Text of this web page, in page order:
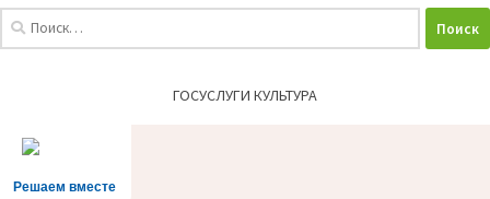
ГОСУСЛУГИ КУЛЬТУРА
Решаем вместе